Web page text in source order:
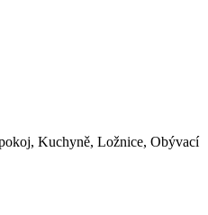
Kuchyně, Ložnice, Obývací